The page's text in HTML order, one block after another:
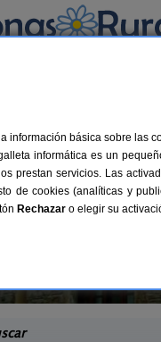
Casas Rurales
información básica sobre las
informática es un
prestan servicios. Las
de cookies (analíticas y
Rechazar o elegir su